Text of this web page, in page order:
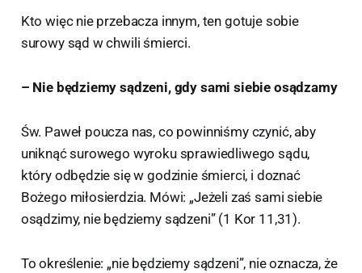
Kto więc nie przebacza innym, ten gotuje sobie
surowy sąd w chwili śmierci.
– Nie będziemy sądzeni, gdy sami siebie osądzamy
Św. Paweł poucza nas, co powinniśmy czynić, aby
uniknąć surowego wyroku sprawiedliwego sądu,
który odbędzie się w godzinie śmierci, i doznać
Bożego miłosierdzia. Mówi: „Jeżeli zaś sami siebie
osądzimy, nie będziemy sądzeni” (1 Kor 11,31).
To określenie: „nie będziemy sądzeni”, nie oznacza, że